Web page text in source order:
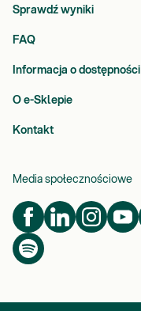
Sprawdź wyniki
FAQ
Informacja o dostępności
O e-Sklepie
Kontakt
Media społecznościowe